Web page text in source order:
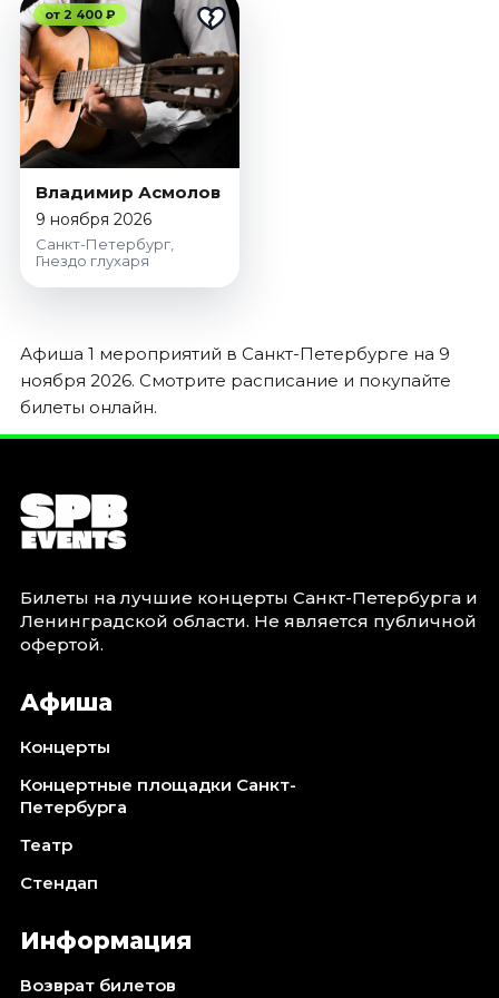
Январь 2027
Стендап
Август 2026
Сентябрь 2026
Октябрь 2026
Декабрь 2026
Выставки
Август 2026
Экскурсии
Ноябрь 2026
Декабрь 2026
Август 2026
Сентябрь 2026
Август 2026
Сентябрь 2026
Октябрь 2026
Ноябрь 2026
Декабрь 2026
Площадки
от 2 400 ₽
Владимир Асмолов
9 ноября 2026
Санкт-Петербург,
Гнездо глухаря
Афиша 1 мероприятий в Санкт-Петербурге на 9
ноября 2026. Смотрите расписание и покупайте
билеты онлайн.
Билеты на лучшие концерты Санкт-Петербурга и
Ленинградской области. Не является публичной
офертой.
Афиша
Концерты
Концертные площадки Санкт-
Петербурга
Театр
Стендап
Информация
Возврат билетов